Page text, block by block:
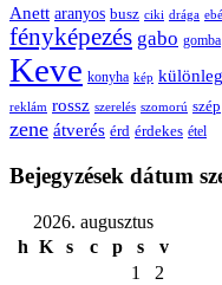
Anett aranyos busz ciki drága
fényképezés gabo gomba
Keve konyha kép
reklám rossz szerelés szomorú szép
zene átverés érd érdekes étel
Bejegyzések dátum
2026. augusztus
h K s c p s
v
1
2